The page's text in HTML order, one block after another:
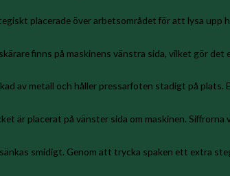
placerade över arbetsområdet för att lysa upp
finns på maskinens vänstra sida, vilket gör det
av metall och håller pressarfoten stadigt på
är placerat på vänster sida om maskinen.
smidigt. Genom att trycka spaken ett extra